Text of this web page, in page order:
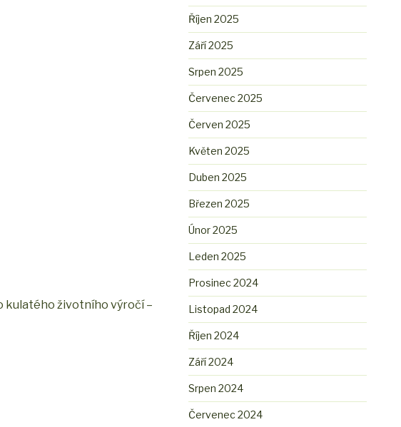
kulatého životního výročí –
Říjen 2025
Září 2025
Srpen 2025
Červenec 2025
Červen 2025
Květen 2025
Duben 2025
Březen 2025
Únor 2025
Leden 2025
Prosinec 2024
Listopad 2024
Říjen 2024
Září 2024
Srpen 2024
Červenec 2024